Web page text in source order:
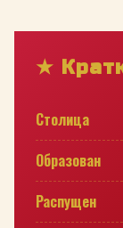
★
Столица
Образован
Распущен